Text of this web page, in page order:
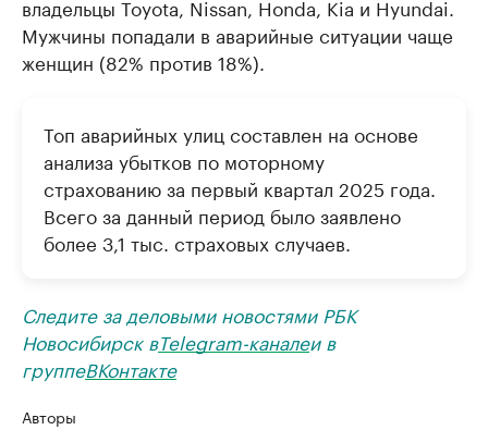
владельцы Toyota, Nissan, Honda, Kia и Hyundai.
Мужчины попадали в аварийные ситуации чаще
женщин (82% против 18%).
Топ аварийных улиц составлен на основе
анализа убытков по моторному
страхованию за первый квартал 2025 года.
Всего за данный период было заявлено
более 3,1 тыс. страховых случаев.
Следите за деловыми новостями РБК
Новосибирск вTelegram-каналеи в
группеВКонтакте
Авторы